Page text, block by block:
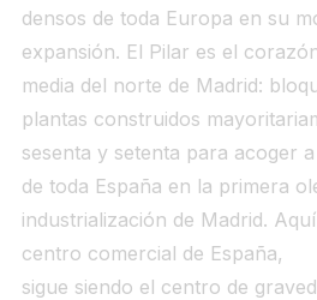
densos de toda Europa en su
expansión. El Pilar es el
media del norte de Madrid:
plantas construidos
sesenta y setenta para acoger
de toda España en la primera
industrialización de Madrid.
centro comercial de España,
sigue siendo el centro de